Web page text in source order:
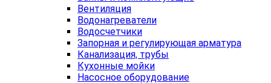
Вентиляция
Водонагреватели
Водосчетчики
Запорная и регулирующая арматура
Канализация, трубы
Кухонные мойки
Насосное оборудование